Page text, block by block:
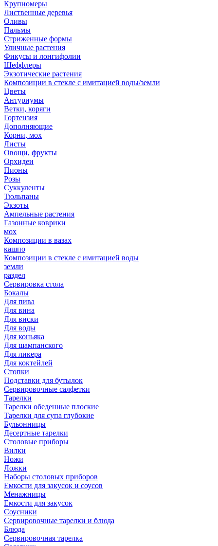
Крупномеры
Лиственные деревья
Оливы
Пальмы
Стриженные формы
Уличные растения
Фикусы и лонгифолии
Шеффлеры
Экзотические растения
Композиции в стекле с имитацией воды/земли
Цветы
Антуриумы
Ветки, коряги
Гортензия
Дополняющие
Корни, мох
Листы
Овощи, фрукты
Орхидеи
Пионы
Розы
Суккуленты
Тюльпаны
Экзоты
Ампельные растения
Газонные коврики
мох
Композиции в вазах
кашпо
Композиции в стекле с имитацией воды
земли
раздел
Сервировка стола
Бокалы
Для пива
Для вина
Для виски
Для воды
Для коньяка
Для шампанского
Для ликера
Для коктейлей
Стопки
Подставки для бутылок
Сервировочные салфетки
Тарелки
Тарелки обеденные плоские
Тарелки для супа глубокие
Бульонницы
Десертные тарелки
Столовые приборы
Вилки
Ножи
Ложки
Наборы столовых приборов
Емкости для закусок и соусов
Менажницы
Емкости для закусок
Соусники
Сервировочные тарелки и блюда
Блюда
Сервировочная тарелка